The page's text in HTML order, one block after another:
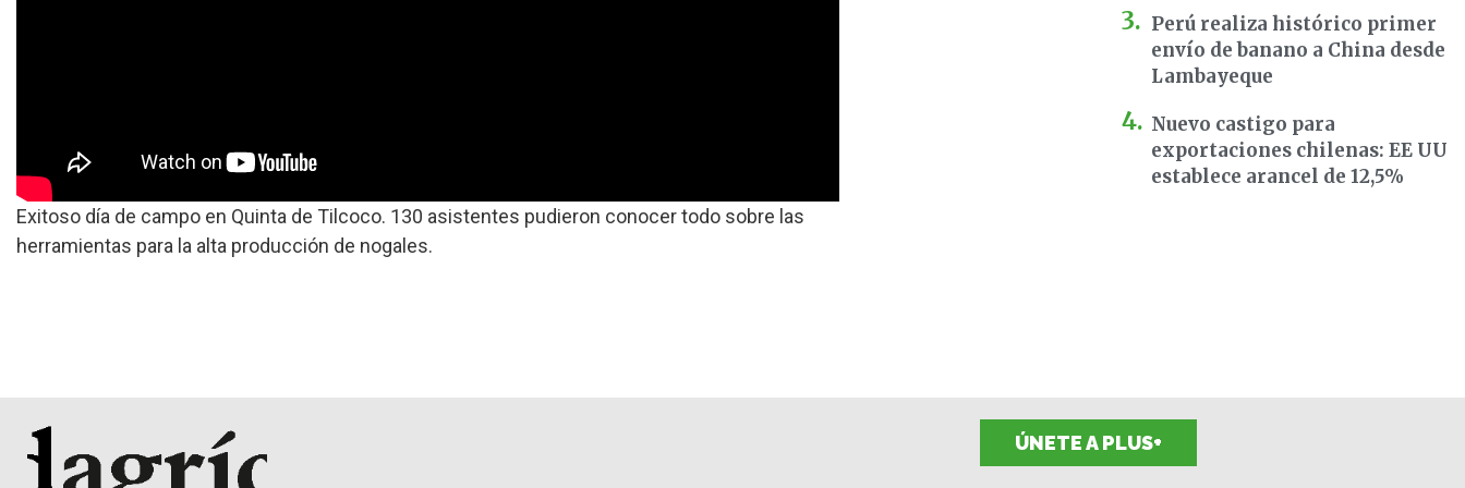
Exitoso día de campo en Quinta de Tilcoco. 130 asistentes pudieron conocer todo sobre las
herramientas para la alta producción de nogales.
Perú realiza histórico primer
envío de banano a China desde
Lambayeque
Nuevo castigo para
exportaciones chilenas: EE UU
establece arancel de 12,5%
ÚNETE A PLUS+